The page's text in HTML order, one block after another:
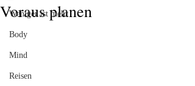
Weniger ist mehr
Body
Mind
Reisen
Voraus planen